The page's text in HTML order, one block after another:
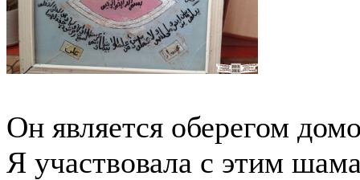
Он является оберегом
Я участвовала с этим